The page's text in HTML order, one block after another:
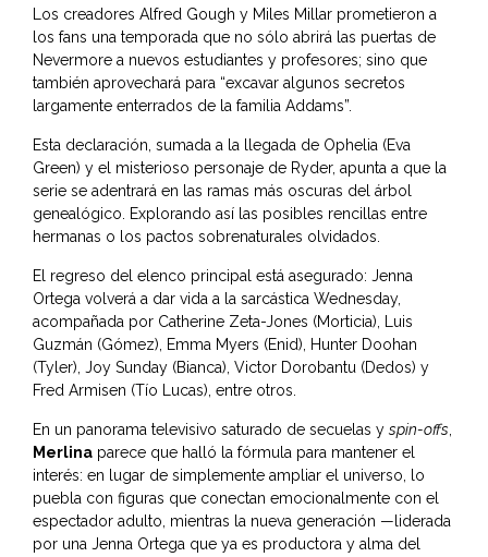
Los creadores Alfred Gough y Miles Millar prometieron a
los fans una temporada que no sólo abrirá las puertas de
Nevermore a nuevos estudiantes y profesores; sino que
también aprovechará para “excavar algunos secretos
largamente enterrados de la familia Addams”.
Esta declaración, sumada a la llegada de Ophelia (Eva
Green) y el misterioso personaje de Ryder, apunta a que la
serie se adentrará en las ramas más oscuras del árbol
genealógico. Explorando así las posibles rencillas entre
hermanas o los pactos sobrenaturales olvidados.
El regreso del elenco principal está asegurado: Jenna
Ortega volverá a dar vida a la sarcástica Wednesday,
acompañada por Catherine Zeta-Jones (Morticia), Luis
Guzmán (Gómez), Emma Myers (Enid), Hunter Doohan
(Tyler), Joy Sunday (Bianca), Victor Dorobantu (Dedos) y
Fred Armisen (Tío Lucas), entre otros.
En un panorama televisivo saturado de secuelas y spin-offs,
Merlina parece que halló la fórmula para mantener el
interés: en lugar de simplemente ampliar el universo, lo
puebla con figuras que conectan emocionalmente con el
espectador adulto, mientras la nueva generación —liderada
por una Jenna Ortega que ya es productora y alma del